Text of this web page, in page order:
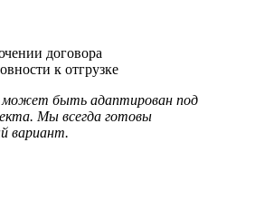
договора
к отгрузке
быть адаптирован под
Мы всегда готовы
вариант.